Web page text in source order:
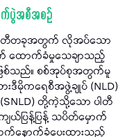
က်ပွဲအစီအစဉ်
ပါတီတခုအတွက် လိုအပ်သော
ထောက်ခံမှုသေချာသည့်
း ဖြစ်သည်။ စစ်အုပ်စုအတွက်မူ
းဒီမိုကရေစီအဖွဲ့ချုပ် (NLD)
(SNLD) တို့ကဲ့သို့သော ပါတီ
ျယ်ပြန့်ပြန့် သပိတ်မှောက်
က်နောက်ခံပေးထားသည့်